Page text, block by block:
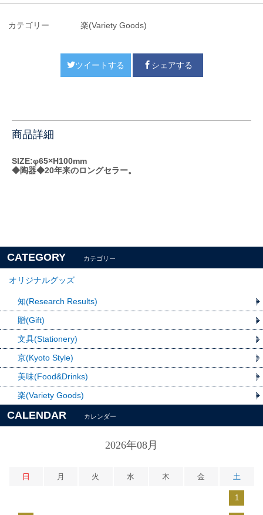
カテゴリー 楽(Variety Goods)
ツイートする シェアする
商品詳細
SIZE:φ65×H100mm
◆陶器◆20年来のロングセラー。
CATEGORY カテゴリー
オリジナルグッズ
知(Research Results)
贈(Gift)
文具(Stationery)
京(Kyoto Style)
美味(Food&Drinks)
楽(Variety Goods)
CALENDAR カレンダー
2026年08月
日 月 火 水 木 金 土
1